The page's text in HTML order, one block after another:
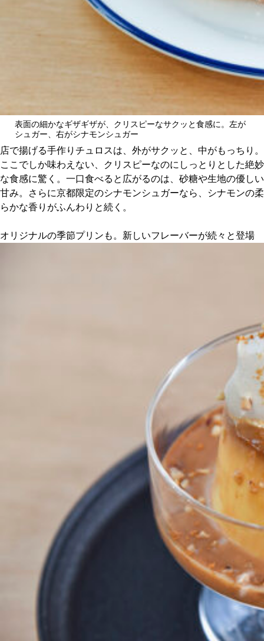
表面の細かなギザギザが、クリスピーなサクッと食感に。左が
シュガー、右がシナモンシュガー
店で揚げる手作りチュロスは、外がサクッと、中がもっちり。
ここでしか味わえない、クリスピーなのにしっとりとした絶妙
な食感に驚く。一口食べると広がるのは、砂糖や生地の優しい
甘み。さらに京都限定のシナモンシュガーなら、シナモンの柔
らかな香りがふんわりと続く。
オリジナルの季節プリンも。新しいフレーバーが続々と登場